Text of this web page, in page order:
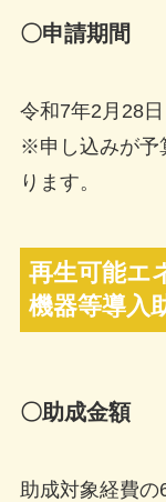
〇申請期間
令和7年2月28
※申し込みが予
ります。
再生可能エ
機器等導入
〇助成金額
助成対象経費の